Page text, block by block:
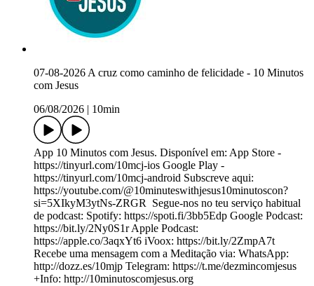
07-08-2026 A cruz como caminho de felicidade - 10 Minutos
com Jesus
06/08/2026
10min
App 10 Minutos com Jesus. Disponível em: App Store -
https://tinyurl.com/10mcj-ios Google Play -
https://tinyurl.com/10mcj-android Subscreve aqui:
https://youtube.com/@10minuteswithjesus10minutoscon?
si=5XIkyM3ytNs-ZRGR ️ Segue-nos no teu serviço habitual
de podcast: Spotify: https://spoti.fi/3bb5Edp Google Podcast:
https://bit.ly/2Ny0S1r Apple Podcast:
https://apple.co/3aqxYt6 iVoox: https://bit.ly/2ZmpA7t
Recebe uma mensagem com a Meditação via: WhatsApp:
http://dozz.es/10mjp Telegram: https://t.me/dezmincomjesus
+Info: http://10minutoscomjesus.org